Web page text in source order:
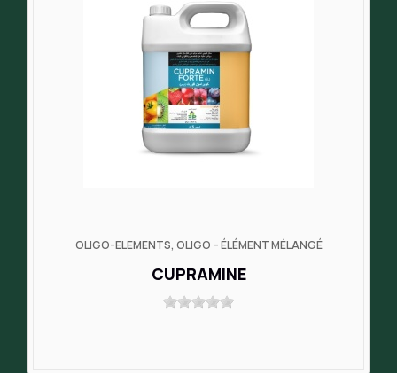
OLIGO-ELEMENTS, OLIGO – ÉLÉMENT MÉLANGÉ
CUPRAMINE